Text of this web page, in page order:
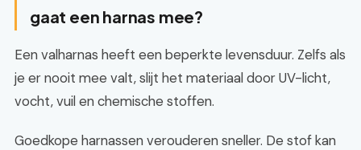
gaat een harnas mee?
Een valharnas heeft een beperkte levensduur. Zelfs als
je er nooit mee valt, slijt het materiaal door UV-licht,
vocht, vuil en chemische stoffen.
Goedkope harnassen verouderen sneller. De stof kan